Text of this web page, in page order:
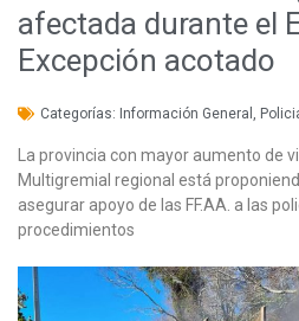
afectada durante el
Excepción acotado
Categorías: Información General
La provincia con mayor aumento de
Multigremial regional está
asegurar apoyo de las FF.AA. a las
procedimientos